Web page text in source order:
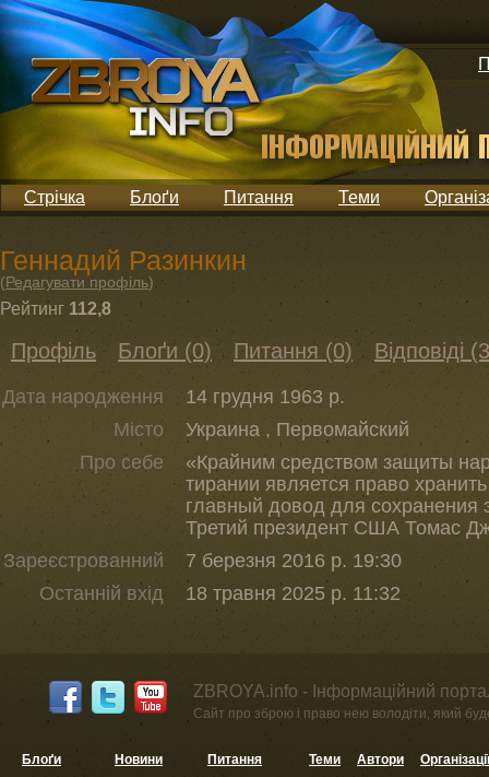
Стрічка Блоґи Питання Теми
Геннадий Разинкин
(Редагувати профіль)
Рейтинг 112,8
Профіль Блоґи (0) Питання (0) Відповіді
Дата народження
14 грудня 1963 р.
Місто
Украина , Первомайский
Про себе
«Крайним средством защиты
тирании является право
главный довод для сохранения
Третий президент США Томас
Зареєстрованний
7 березня 2016 р. 19:30
Останній вхід
18 травня 2025 р. 11:32
ZBROYA.info - Інформаційний
Сайт про зброю і право нею володіти, який
Блоґи
Новини
Питання
Теми Автори